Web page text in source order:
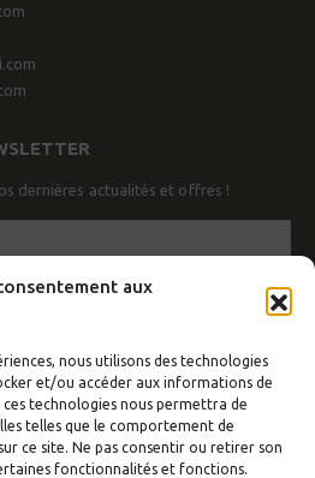
aux
nous utilisons des technologies
et/ou accéder aux informations de
ces technologies nous permettra de
telles que le comportement de
ce site. Ne pas consentir ou retirer son
fonctionnalités et fonctions.
dernières actualités et offres !
newsletter